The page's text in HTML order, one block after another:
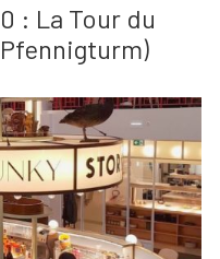
: La Tour du